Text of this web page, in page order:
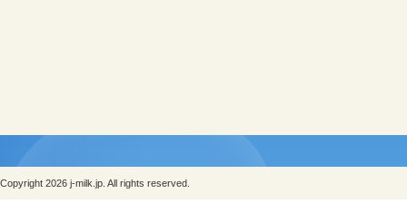
Copyright 2026 j-milk.jp. All rights reserved.